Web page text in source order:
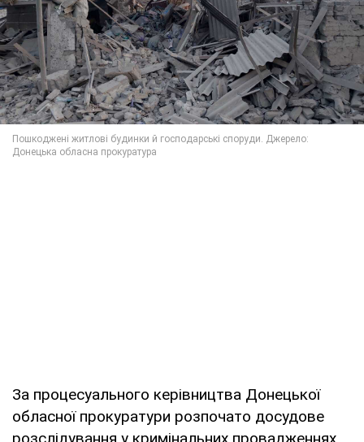
За процесуального керівництва Донецької
обласної прокуратури розпочато досудове